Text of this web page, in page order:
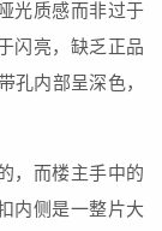
光质感而非过于
闪亮，缺乏正品
孔内部呈深色，
，而楼主手中的
内侧是一整片大